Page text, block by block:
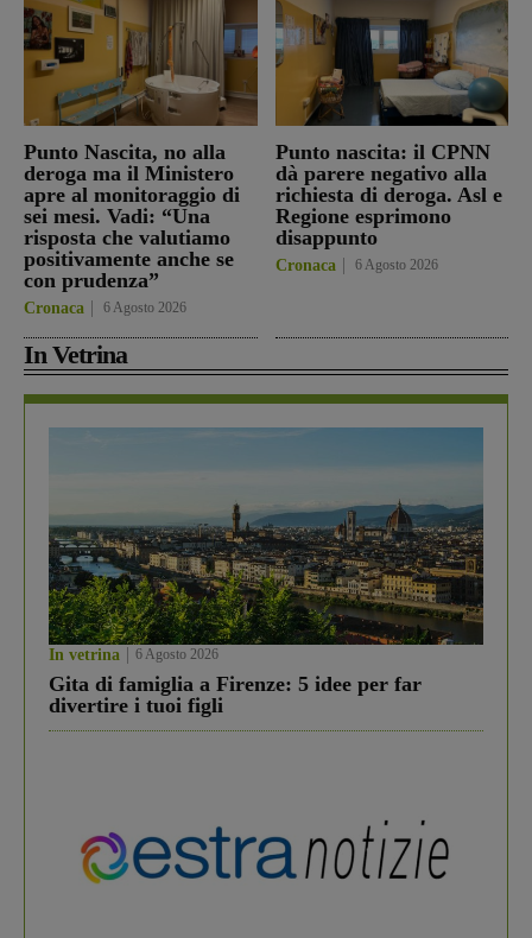
Punto Nascita, no alla
deroga ma il Ministero
apre al monitoraggio di
sei mesi. Vadi: “Una
risposta che valutiamo
positivamente anche se
con prudenza”
Cronaca 6 Agosto 2026
Punto nascita: il CPNN
dà parere negativo alla
richiesta di deroga. Asl e
Regione esprimono
disappunto
Cronaca 6 Agosto 2026
In Vetrina
In vetrina 6 Agosto 2026
Gita di famiglia a Firenze: 5 idee per far
divertire i tuoi figli